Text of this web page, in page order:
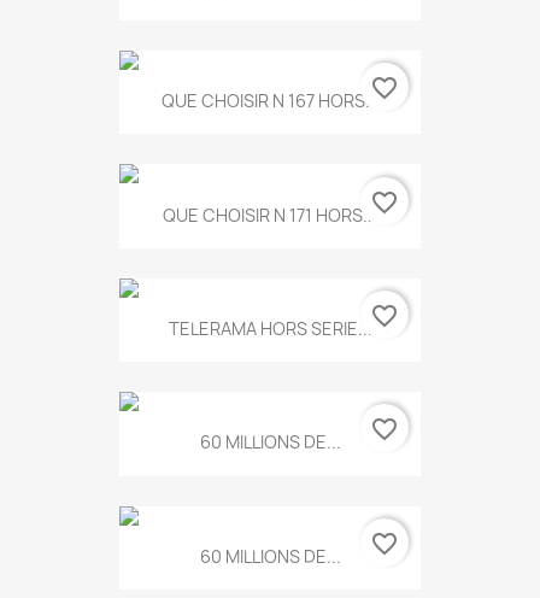
QUE CHOISIR N 167 HORS...favorite_border
QUE CHOISIR N 171 HORS...favorite_border
TELERAMA HORS SERIE...favorite_border
60 MILLIONS DE... favorite_border
60 MILLIONS DE... favorite_border